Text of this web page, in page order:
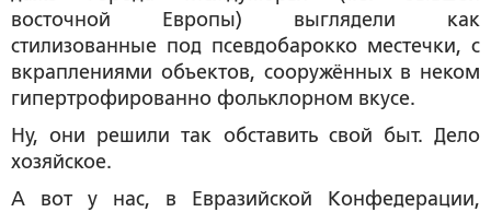
восточной Европы) выглядели как
стилизованные под псевдобарокко местечки, с
вкраплениями объектов, сооружённых в неком
гипертрофированно фольклорном вкусе.
Ну, они решили так обставить свой быт. Дело
хозяйское.
А вот у нас, в Евразийской Конфедерации,